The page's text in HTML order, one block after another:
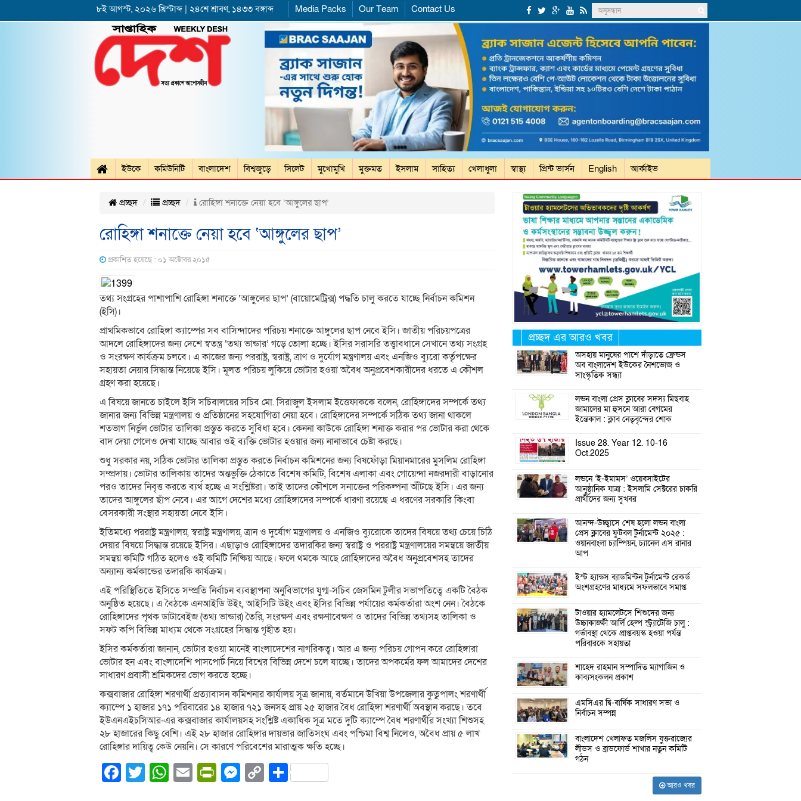
৮ই আগস্ট, ২০২৬ খ্রিস্টাব্দ | ২৪শে শ্রাবণ, ১৪৩৩ বঙ্গাব্দ Media Packs Our Team Contact Us
ইউকে কমিউনিটি বাংলাদেশ বিশ্বজুড়ে সিলেট মুখোমুখি মুক্তমত ইসলাম সাহিত্য খেলাধুলা স্বাস্থ্য প্রিন্ট ভার্সন English আর্কাইভ
প্রচ্ছদ প্রচ্ছদ রোহিঙ্গা শনাক্তে নেয়া হবে ‘আঙ্গুলের ছাপ’
রোহিঙ্গা শনাক্তে নেয়া হবে ‘আঙ্গুলের ছাপ’
প্রকাশিত হয়েছে : ০১ অক্টোবর ২০১৫
তথ্য সংগ্রহের পাশাপাশি রোহিঙ্গা শনাক্তে ‘আঙ্গুলের ছাপ’ (বায়োমেট্রিক্স) পদ্ধতি চালু করতে যাচ্ছে নির্বাচন কমিশন
(ইসি)।
প্রাথমিকভাবে রোহিঙ্গা ক্যাম্পের সব বাসিন্দাদের পরিচয় শনাক্তে আঙ্গুলের ছাপ নেবে ইসি। জাতীয় পরিচয়পত্রের
আদলে রোহিঙ্গাদের জন্য দেশে স্বতন্ত্র ‘তথ্য ভান্ডার’ গড়ে তোলা হচ্ছে। ইসির সরাসরি তত্ত্বাবধানে সেখানে তথ্য সংগ্রহ
ও সংরক্ষণ কার্যক্রম চলবে। এ কাজের জন্য পররাষ্ট্র, স্বরাষ্ট্র, ত্রাণ ও দুর্যোগ মন্ত্রণালয় এবং এনজিও ব্যুরো কর্তৃপক্ষের
সহায়তা নেয়ার সিদ্ধান্ত নিয়েছে ইসি। মূলত পরিচয় লুকিয়ে ভোটার হওয়া অবৈধ অনুপ্রবেশকারীদের ধরতে এ কৌশল
গ্রহণ করা হয়েছে।
এ বিষয়ে জানতে চাইলে ইসি সচিবালয়ের সচিব মো. সিরাজুল ইসলাম ইত্তেফাককে বলেন, রোহিঙ্গাদের সম্পর্কে তথ্য
জানার জন্য বিভিন্ন মন্ত্রণালয় ও প্রতিষ্ঠানের সহযোগিতা নেয়া হবে। রোহিঙ্গাদের সম্পর্কে সঠিক তথ্য জানা থাকলে
শতভাগ নির্ভুল ভোটার তালিকা প্রস্তুত করতে সুবিধা হবে। কেননা কাউকে রোহিঙ্গা শনাক্ত করার পর ভোটার করা থেকে
বাদ দেয়া গেলেও দেখা যাচ্ছে আবার ওই ব্যক্তি ভোটার হওয়ার জন্য নানাভাবে চেষ্টা করছে।
শুধু সরকার নয়, সঠিক ভোটার তালিকা প্রস্তুত করতে নির্বাচন কমিশনের জন্য বিষফোঁড়া মিয়ানমারের মুসলিম রোহিঙ্গা
সম্প্রদায়। ভোটার তালিকায় তাদের অন্তভুক্তি ঠেকাতে বিশেষ কমিটি, বিশেষ এলাকা এবং গোয়েন্দা নজরদারী বাড়ানোর
পরও তাদের নিবৃত্ত করতে ব্যর্থ হচ্ছে এ সংশ্লিষ্টরা। তাই তাদের কৌশলে সনাক্তের পরিকল্পনা আঁঁটছে ইসি। এর জন্য
তাদের আঙ্গুলের ছাঁপ নেবে। এর আগে দেশের মধ্যে রোহিঙ্গাদের সম্পর্কে ধারণা রয়েছে এ ধরণের সরকারি কিংবা
বেসরকারী সংস্থার সহায়তা নেবে ইসি।
ইতিমধ্যে পররাষ্ট্র মন্ত্রণালয়, স্বরাষ্ট্র মন্ত্রণালয়, ত্রান ও দুর্যোগ মন্ত্রণালয় ও এনজিও ব্যুরোকে তাদের বিষয়ে তথ্য চেয়ে চিঠি
দেয়ার বিষয়ে সিদ্ধান্ত রয়েছে ইসির। এছাড়াও রোহিঙ্গাদের তদারকির জন্য স্বরাষ্ট্র ও পররাষ্ট্র মন্ত্রণালয়ের সমন্বয়ে জাতীয়
সমন্বয় কমিটি গঠিত হলেও ওই কমিটি নিষ্কিয় আছে। ফলে থমকে আছে রোহিঙ্গাদের অবৈধ অনুপ্রবেশসহ তাদের
অন্যান্য কর্মকান্ডের তদারকি কার্যক্রম।
এই পরিস্থিতিতে ইসিতে সম্প্রতি নির্বাচন ব্যবস্থাপনা অনুবিভাগের যুগ্ম-সচিব জেসমিন টুলীর সভাপতিত্বে একটি বৈঠক
অনুষ্ঠিত হয়েছে। এ বৈঠকে এনআইডি উইং, আইসিটি উইং এবং ইসির বিভিন্ন পর্যায়ের কর্মকর্তারা অংশ নেন। বৈঠকে
রোহিঙ্গাদের পৃথক ডাটাবেইজ (তথ্য ভান্ডার) তৈরি, সংরক্ষণ এবং রক্ষণাবেক্ষণ ও তাদের বিভিন্ন তথ্যসহ তালিকা ও
সফট কপি বিভিন্ন মাধ্যম থেকে সংগ্রহের সিদ্ধান্ত গৃহীত হয়।
ইসির কর্মকর্তারা জানান, ভোটার হওয়া মানেই বাংলাদেশের নাগরিকত্ব। আর এ জন্য পরিচয় গোপন করে রোহিঙ্গারা
ভোটার হন এবং বাংলাদেশি পাসপোর্ট নিয়ে বিশ্বের বিভিন্ন দেশে চলে যাচ্ছে। তাদের অপকর্মের ফল আমাদের দেশের
সাধারণ প্রবাসী শ্রমিকদের ভোগ করতে হচ্ছে।
কক্সবাজার রোহিঙ্গা শরণার্থী প্রত্যাবাসন কমিশনার কার্যালয় সূত্র জানায়, বর্তমানে উখিয়া উপজেলার কুতুপালং শরণার্থী
ক্যাম্পে ১ হাজার ১৭১ পরিবারের ১৪ হাজার ৭২১ জনসহ প্রায় ২৫ হাজার বৈধ রোহিঙ্গা শরণার্থী অবস্থান করছে। তবে
ইউএনএইচসিআর-এর কক্সবাজার কার্যালয়সহ সংশ্লিষ্ট একাধিক সূত্র মতে দুটি ক্যাম্পে বৈধ শরণার্থীর সংখ্যা শিশুসহ
২৮ হাজারের কিছু বেশি। এই ২৮ হাজার রোহিঙ্গার দায়ভার জাতিসংঘ এবং পশ্চিমা বিশ্ব নিলেও, অবৈধ প্রায় ৫ লাখ
রোহিঙ্গার দায়িত্ব কেউ নেয়নি। সে কারণে পরিবেশের মারাত্মক ক্ষতি হচ্ছে।
Facebook
Twitter
WhatsApp
EmailPrintFriendly
Messenger
CopyShare
প্রচ্ছদ এর আরও খবর
অসহায় মানুষের পাশে দাঁড়াতে ফ্রেন্ডস
অব বাংলাদেশ ইউকের নৈশভোজ ও
সাংস্কৃতিক সন্ধ্যা
লন্ডন বাংলা প্রেস ক্লাবের সদস্য মিছবাহ
জামালের মা হুসনে আরা বেগমের
ইন্তেকাল : ক্লাব নেতৃবৃন্দের শোক
Issue 28. Year 12. 10-16
Oct.2025
লন্ডনে ‘ই-ইমামস’ ওয়েবসাইটের
আনুষ্ঠানিক যাত্রা : ইসলামি সেক্টরের চাকরি
প্রার্থীদের জন্য সুখবর
আনন্দ-উচ্ছ্বাসে শেষ হলো লন্ডন বাংলা
প্রেস ক্লাবের ফুটবল টুর্নামেন্ট ২০২৫ :
ওয়ানবাংলা চ্যাম্পিয়ন, চ্যানেল এস রানার
আপ
ইস্ট হ্যান্ডস ব্যাডমিন্টন টুর্নামেন্ট রেকর্ড
অংশগ্রহণের মাধ্যমে সফলভাবে সমাপ্ত
টাওয়ার হ্যামলেটসে শিশুদের জন্য
উচ্চাকাঙ্ক্ষী আর্লি হেল্প স্ট্র্যাটেজি চালু :
গর্ভাবস্থা থেকে প্রাপ্তবয়স্ক হওয়া পর্যন্ত
পরিবারকে সহায়তা
শাহেদ রাহমান সম্পাদিত ম্যাগাজিন ও
কাব্যসংকলন প্রকাশ
এমসিএর দ্বি-বার্ষিক সাধারণ সভা ও
নির্বাচন সম্পন্ন
বাংলাদেশ খেলাফত মজলিস যুক্তরাজ্যের
লীডস ও ব্রাডফোর্ড শাখার নতুন কমিটি
গঠন
আরও খবর